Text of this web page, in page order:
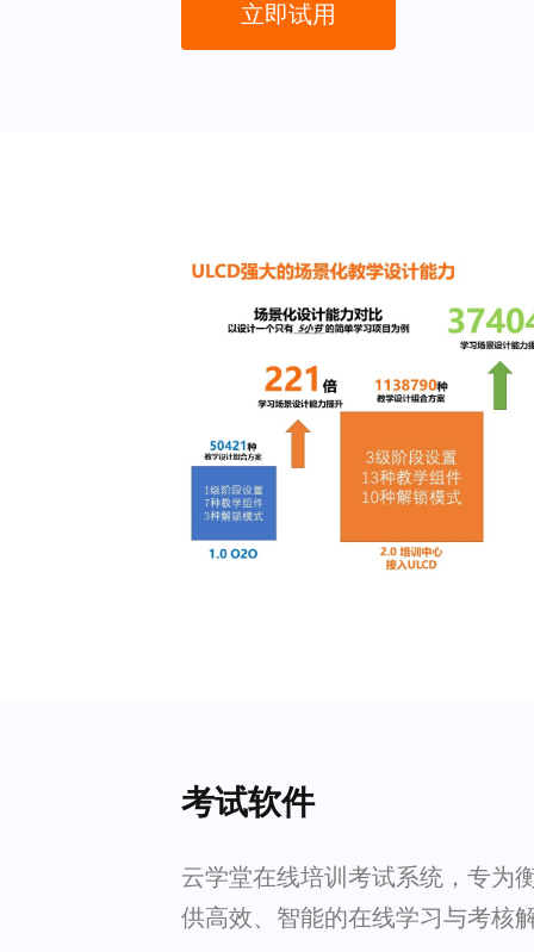
立即试用
考试软件
云学堂在线培训考试系统，专为
供高效、智能的在线学习与考核